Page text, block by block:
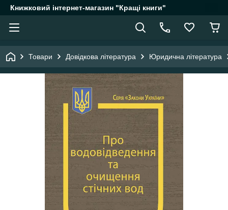
Книжковий інтернет-магазин "Кращі книги"
Товари Довідкова література Юридична література